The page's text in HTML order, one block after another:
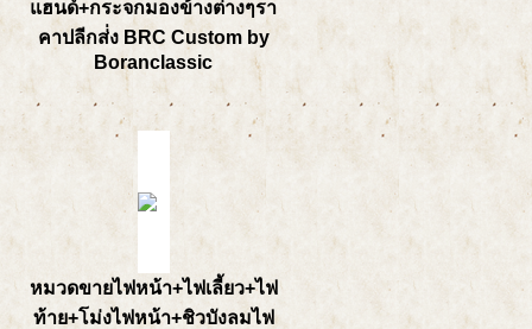
แฮนด์+กระจกมองข้างต่างๆรา
คาปลีกส่่ง BRC Custom by
Boranclassic
หมวดขายไฟหน้า+ไฟเลี้ยว+ไฟ
ท้าย+โม่งไฟหน้า+ชิวบังลมไฟ